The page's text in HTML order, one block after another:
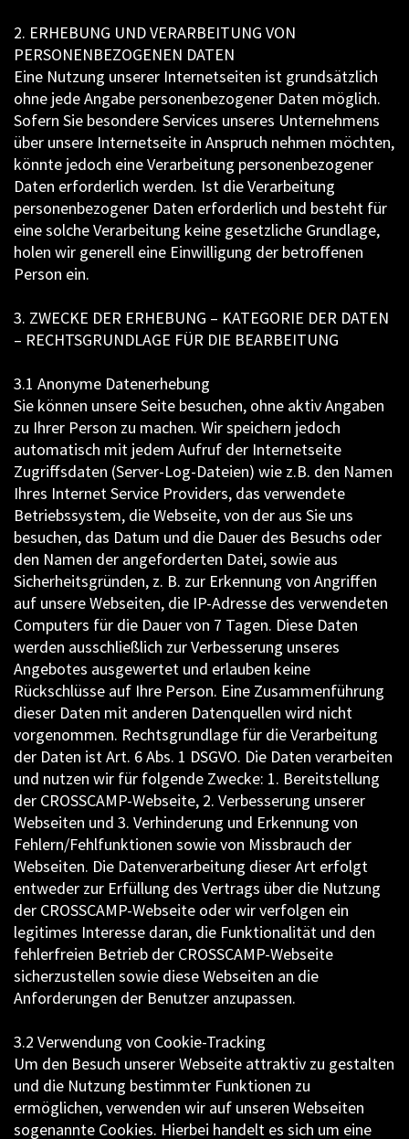
2. ERHEBUNG UND VERARBEITUNG VON
PERSONENBEZOGENEN DATEN
Eine Nutzung unserer Internetseiten ist grundsätzlich
ohne jede Angabe personenbezogener Daten möglich.
Sofern Sie besondere Services unseres Unternehmens
über unsere Internetseite in Anspruch nehmen möchten,
könnte jedoch eine Verarbeitung personenbezogener
Daten erforderlich werden. Ist die Verarbeitung
personenbezogener Daten erforderlich und besteht für
eine solche Verarbeitung keine gesetzliche Grundlage,
holen wir generell eine Einwilligung der betroffenen
Person ein.
3. ZWECKE DER ERHEBUNG – KATEGORIE DER DATEN
– RECHTSGRUNDLAGE FÜR DIE BEARBEITUNG
3.1 Anonyme Datenerhebung
Sie können unsere Seite besuchen, ohne aktiv Angaben
zu Ihrer Person zu machen. Wir speichern jedoch
automatisch mit jedem Aufruf der Internetseite
Zugriffsdaten (Server-Log-Dateien) wie z.B. den Namen
Ihres Internet Service Providers, das verwendete
Betriebssystem, die Webseite, von der aus Sie uns
besuchen, das Datum und die Dauer des Besuchs oder
den Namen der angeforderten Datei, sowie aus
Sicherheitsgründen, z. B. zur Erkennung von Angriffen
auf unsere Webseiten, die IP-Adresse des verwendeten
Computers für die Dauer von 7 Tagen. Diese Daten
werden ausschließlich zur Verbesserung unseres
Angebotes ausgewertet und erlauben keine
Rückschlüsse auf Ihre Person. Eine Zusammenführung
dieser Daten mit anderen Datenquellen wird nicht
vorgenommen. Rechtsgrundlage für die Verarbeitung
der Daten ist Art. 6 Abs. 1 DSGVO. Die Daten verarbeiten
und nutzen wir für folgende Zwecke: 1. Bereitstellung
der CROSSCAMP-Webseite, 2. Verbesserung unserer
Webseiten und 3. Verhinderung und Erkennung von
Fehlern/Fehlfunktionen sowie von Missbrauch der
Webseiten. Die Datenverarbeitung dieser Art erfolgt
entweder zur Erfüllung des Vertrags über die Nutzung
der CROSSCAMP-Webseite oder wir verfolgen ein
legitimes Interesse daran, die Funktionalität und den
fehlerfreien Betrieb der CROSSCAMP-Webseite
sicherzustellen sowie diese Webseiten an die
Anforderungen der Benutzer anzupassen.
3.2 Verwendung von Cookie-Tracking
Um den Besuch unserer Webseite attraktiv zu gestalten
und die Nutzung bestimmter Funktionen zu
ermöglichen, verwenden wir auf unseren Webseiten
sogenannte Cookies. Hierbei handelt es sich um eine